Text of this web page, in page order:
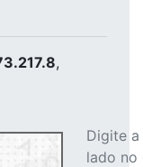
,
Digite
lado no